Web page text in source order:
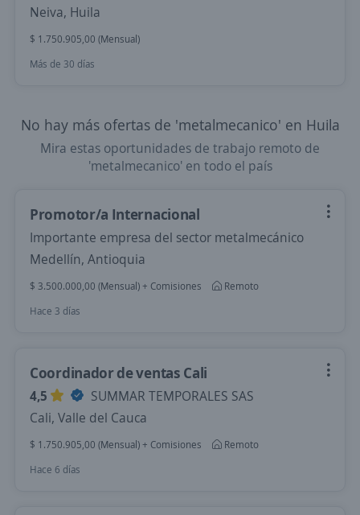
Neiva, Huila
$ 1.750.905,00 (Mensual)
Más de 30 días
No hay más ofertas de 'metalmecanico' en Huila
Mira estas oportunidades de trabajo remoto de
'metalmecanico' en todo el país
Promotor/a Internacional
Importante empresa del sector metalmecánico
Medellín, Antioquia
$ 3.500.000,00 (Mensual) + Comisiones
Remoto
Hace 3 días
Coordinador de ventas Cali
4,5
SUMMAR TEMPORALES SAS
Cali, Valle del Cauca
$ 1.750.905,00 (Mensual) + Comisiones
Remoto
Hace 6 días